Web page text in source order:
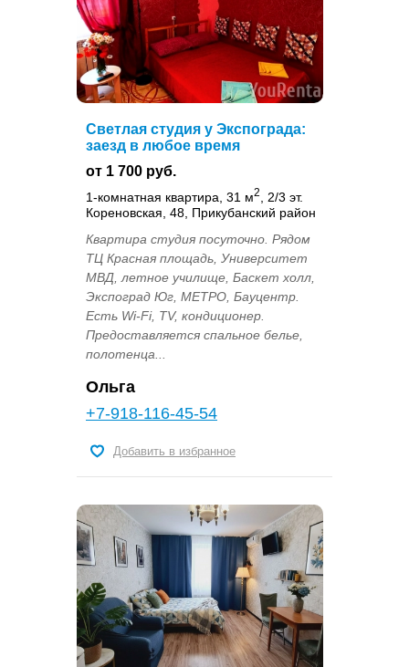
Светлая студия у Экспограда:
заезд в любое время
от 1 700 руб.
1-комнатная квартира, 31 м2
, 2/3 эт.
Кореновская, 48, Прикубанский район
Квартира студия посуточно. Рядом
ТЦ Красная площадь, Университет
МВД, летное училище, Баскет холл,
Экспоград Юг, МЕТРО, Бауцентр.
Есть Wi-Fi, TV, кондиционер.
Предоставляется спальное белье,
полотенца...
Ольга
+7-918-116-45-54
Добавить в избранное